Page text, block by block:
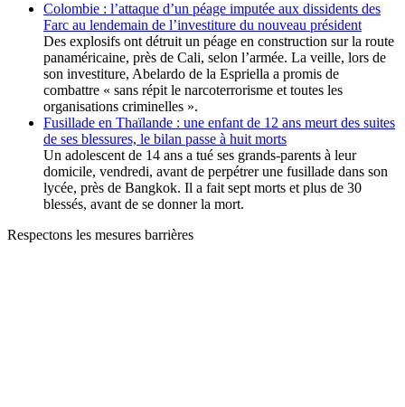
Colombie : l’attaque d’un péage imputée aux dissidents des
Farc au lendemain de l’investiture du nouveau président
Des explosifs ont détruit un péage en construction sur la route
panaméricaine, près de Cali, selon l’armée. La veille, lors de
son investiture, Abelardo de la Espriella a promis de
combattre « sans répit le narcoterrorisme et toutes les
organisations criminelles ».
Fusillade en Thaïlande : une enfant de 12 ans meurt des suites
de ses blessures, le bilan passe à huit morts
Un adolescent de 14 ans a tué ses grands-parents à leur
domicile, vendredi, avant de perpétrer une fusillade dans son
lycée, près de Bangkok. Il a fait sept morts et plus de 30
blessés, avant de se donner la mort.
Respectons les mesures barrières